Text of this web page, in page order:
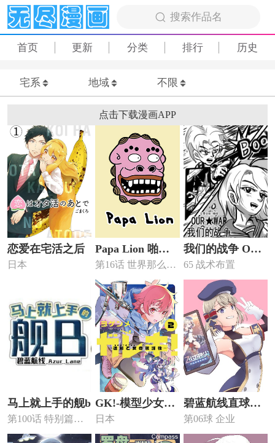
搜索作品名
首页 更新 分类 排行 历史
宅系 地域 不限
点击下载漫画APP
恋爱在宅活之后
日本
Papa Lion 啪啪
狮
第16话 世界那么
大，我要去看看
我们的战争 OUR
WAR
65 战术布置
马上就上手的舰b
第100话 特别篇！
紫改金’s！
GK!-模型少女的
放学时光
日本
碧蓝航线直球！
三振出局！
第06球 企业